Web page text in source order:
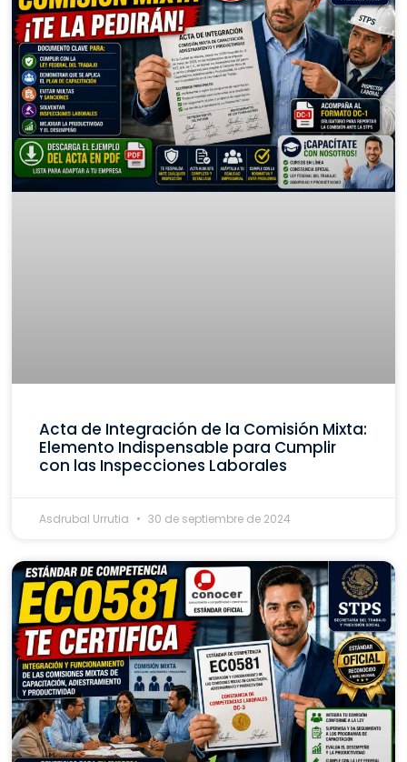
Acta de Integración de la Comisión Mixta:
Elemento Indispensable para Cumplir
con las Inspecciones Laborales
Asdrubal Urrutia 30 de septiembre de 2024